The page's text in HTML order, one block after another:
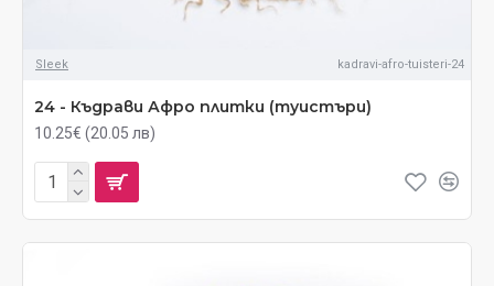
Sleek kadravi-afro-tuisteri-24
24 - Къдрави Афро плитки (туистъри)
10.25€ (20.05 лв)